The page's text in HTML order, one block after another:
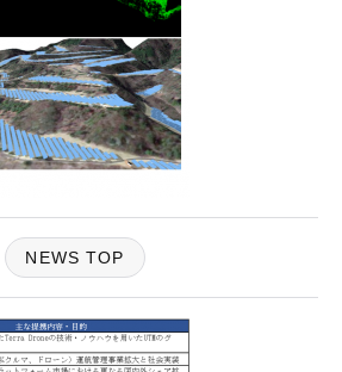
NEWS TOP